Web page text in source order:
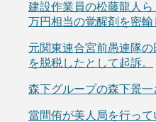
建設作業員の松藤龍人
万円相当の覚醒剤を密輸
元関東連合宮前愚連隊
を脱税したとして起訴。
森下グループの森下景一
當間侑が美人局を行って